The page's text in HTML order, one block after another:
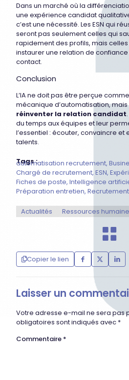
Dans un marché où la
une expérience candidat
c’est une nécessité. Les ESN qui
seront pas seulement celles qui
rapidement des profils, mais
instaurer une relation de
contact.
Conclusion
L’IA ne doit pas être perçue
mécanique d’automatisation,
réinventer la relation candidat
du temps aux équipes et leur
l’essentiel : écouter, convaincre et
talents.
Tags :
automatisation recrutement
Chargé de recrutement ESN
Fiches de poste Intelligence
Préparation entretien Recrutement
Actualités Ressources
Copier le lien
Laisser un
Votre adresse e-mail ne sera pas
obligatoires sont indiqués avec *
Commentaire *